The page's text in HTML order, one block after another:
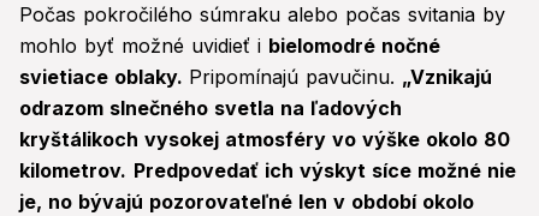
Počas pokročilého súmraku alebo počas svitania by
mohlo byť možné uvidieť i bielomodré nočné
svietiace oblaky. Pripomínajú pavučinu. „Vznikajú
odrazom slnečného svetla na ľadových
kryštálikoch vysokej atmosféry vo výške okolo 80
kilometrov. Predpovedať ich výskyt síce možné nie
je, no bývajú pozorovateľné len v období okolo